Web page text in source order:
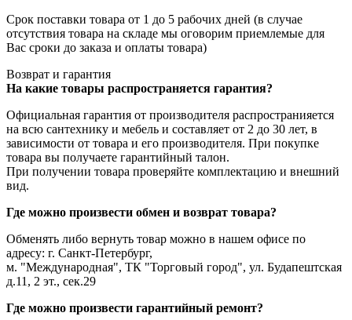
Срок поставки товара от 1 до 5 рабочих дней (в случае
отсутствия товара на складе мы оговорим приемлемые для
Вас сроки до заказа и оплаты товара)
Возврат и гарантия
На какие товары распространяется гарантия?
Официальная гарантия от производителя распространияется
на всю сантехнику и мебель и составляет от 2 до 30 лет, в
зависимости от товара и его производителя. При покупке
товара вы получаете гарантийный талон.
При получении товара проверяйте комплектацию и внешний
вид.
Где можно произвести обмен и возврат товара?
Обменять либо вернуть товар можно в нашем офисе по
адресу: г. Санкт-Петербург,
м. "Международная", ТК "Торговый город", ул. Будапештская
д.11, 2 эт., сек.29
Где можно произвести гарантийный ремонт?